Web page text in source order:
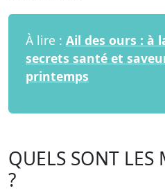
À lire : Ail des ours : à
secrets santé et
printemps
QUELS SONT LES
?